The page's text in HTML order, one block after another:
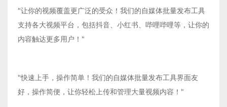
"让你的视频覆盖更广泛的受众！我们的自媒体批量发布工具
支持各大视频平台，包括抖音、小红书、哔哩哔哩等，让你的
内容触达更多用户！"
"快速上手，操作简单！我们的自媒体批量发布工具界面友
好，操作简便，让你轻松上传和管理大量视频内容！"